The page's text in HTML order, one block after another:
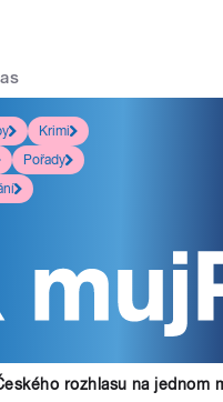
Krimi
Pořady
rozhlasu na jednom